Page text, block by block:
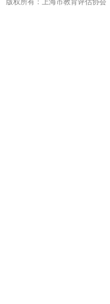
版权所有：上海市教育评估协会